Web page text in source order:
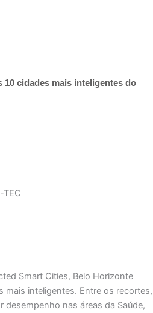
10 cidades mais inteligentes do
TEC
Smart Cities, Belo Horizonte
mais inteligentes. Entre os recortes,
desempenho nas áreas da Saúde,